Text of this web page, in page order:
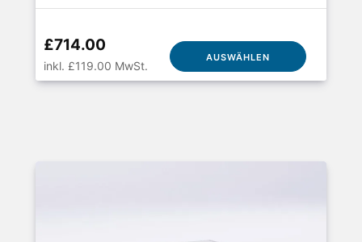
£714.00
inkl. £119.00 MwSt.
AUSWÄHLEN